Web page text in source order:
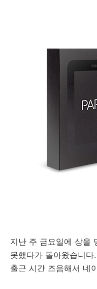
지난 주 금요일에 상을
못했다가 돌아왔습니다.
출근 시간 즈음해서 네